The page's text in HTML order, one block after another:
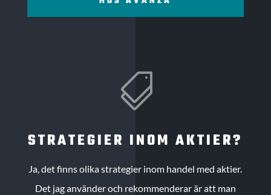

STRATEGIER INOM AKTIER?
Ja, det finns olika strategier inom handel med aktier.
Det jag använder och rekommenderar är att man